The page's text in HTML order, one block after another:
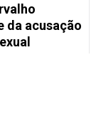
da acusação